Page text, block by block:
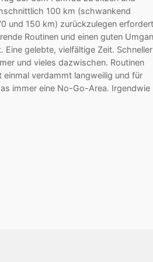
100 km (schwankend
und 150 km) zurückzulegen erfordert
Routinen und einen guten
Eine gelebte, vielfältige Zeit. Schneller
und vieles dazwischen. Routinen
einmal verdammt langweilig und für
immer eine No-Go-Area. Irgendwie